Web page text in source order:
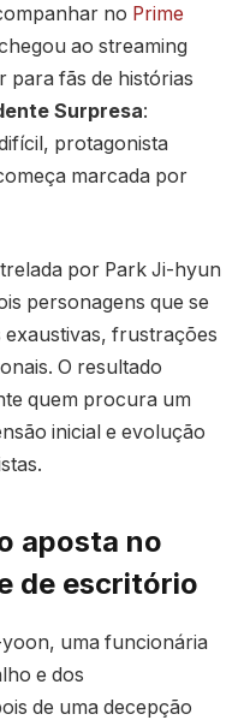
no Prime
ao streaming
para fãs de histórias
Surpresa:
protagonista
marcada por
por Park Ji-hyun
personagens que se
exaustivas, frustrações
O resultado
quem procura um
inicial e evolução
aposta no
de escritório
uma funcionária
e dos
de uma decepção